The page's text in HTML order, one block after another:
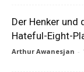
Der Henker und
Hateful-Eight-
Arthur Awanesjan -